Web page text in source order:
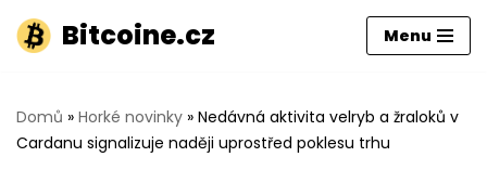
Přeskočit
obsah
Bitcoine.cz Menu
Domů » Horké novinky » Nedávná aktivita velryb a žraloků v
Cardanu signalizuje naději uprostřed poklesu trhu